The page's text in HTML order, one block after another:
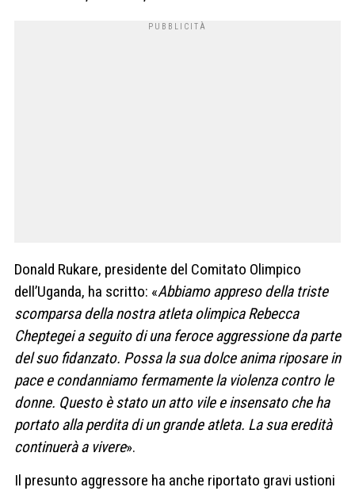
Donald Rukare, presidente del Comitato Olimpico
dell’Uganda, ha scritto: «Abbiamo appreso della triste
scomparsa della nostra atleta olimpica Rebecca
Cheptegei a seguito di una feroce aggressione da parte
del suo fidanzato. Possa la sua dolce anima riposare in
pace e condanniamo fermamente la violenza contro le
donne. Questo è stato un atto vile e insensato che ha
portato alla perdita di un grande atleta. La sua eredità
continuerà a vivere».
Il presunto aggressore ha anche riportato gravi ustioni